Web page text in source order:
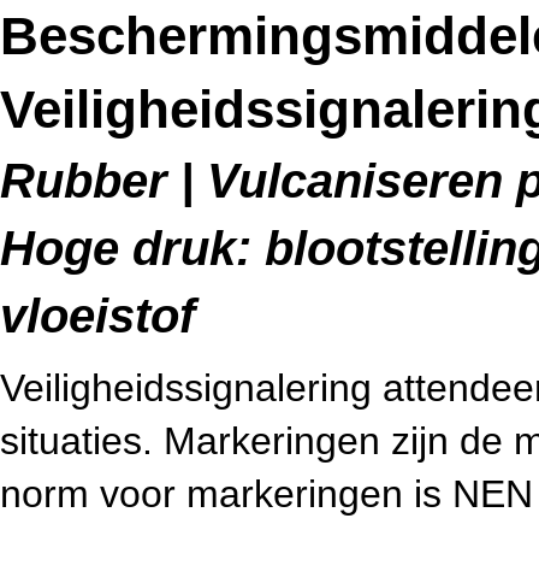
Rubber | Vulcaniseren
Hoge druk:
vloeistof
Veiligheidssignalering
situaties. Markeringen zijn de
norm voor markeringen is